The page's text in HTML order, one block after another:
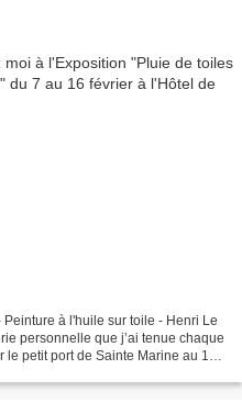
à l'huile sur toile - Henri Le
personnelle que j’ai tenue chaque
petit port de Sainte Marine au 1,